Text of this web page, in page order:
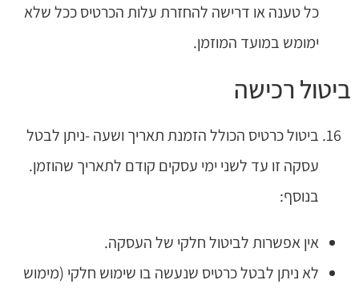
כל טענה או דרישה להחזרת עלות הכרטיס ככל שלא
ימומש במועד המוזמן.
ביטול רכישה
ביטול כרטיס הכולל הזמנת תאריך ושעה -ניתן לבטל
עסקה זו עד לשני ימי עסקים קודם לתאריך שהוזמן.
בנוסף:
אין אפשרות לביטול חלקי של העסקה.
לא ניתן לבטל כרטיס שנעשה בו שימוש חלקי (מימוש